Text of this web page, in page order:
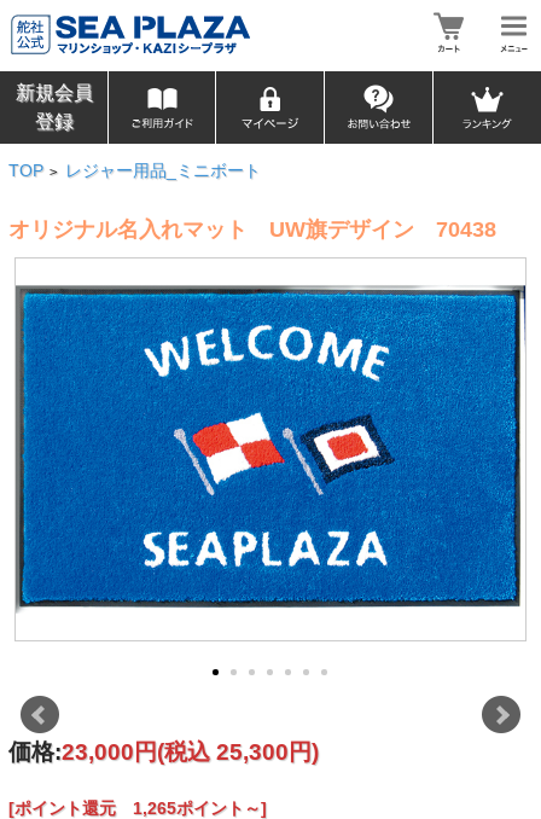
新規会員
登録
TOP > レジャー用品_ミニボート
オリジナル名入れマット UW旗デザイン 70438
価格:23,000円(税込 25,300円)
[ポイント還元 1,265ポイント～]